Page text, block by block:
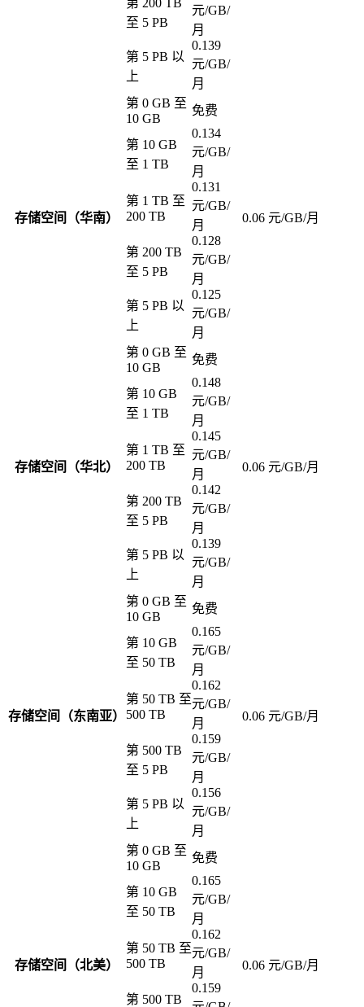
至 5 PB
元/GB/
月
第 5 PB 以
上
0.139
元/GB/
月
存储空间（华南）
第 0 GB 至
10 GB
免费
0.06 元/GB/月
第 10 GB
至 1 TB
0.134
元/GB/
月
第 1 TB 至
200 TB
0.131
元/GB/
月
第 200 TB
至 5 PB
0.128
元/GB/
月
第 5 PB 以
上
0.125
元/GB/
月
存储空间（华北）
第 0 GB 至
10 GB
免费
0.06 元/GB/月
第 10 GB
至 1 TB
0.148
元/GB/
月
第 1 TB 至
200 TB
0.145
元/GB/
月
第 200 TB
至 5 PB
0.142
元/GB/
月
第 5 PB 以
上
0.139
元/GB/
月
存储空间（东南亚）
第 0 GB 至
10 GB
免费
0.06 元/GB/月
第 10 GB
至 50 TB
0.165
元/GB/
月
第 50 TB 至
500 TB
0.162
元/GB/
月
第 500 TB
至 5 PB
0.159
元/GB/
月
第 5 PB 以
上
0.156
元/GB/
月
存储空间（北美）
第 0 GB 至
10 GB
免费
0.06 元/GB/月
第 10 GB
至 50 TB
0.165
元/GB/
月
第 50 TB 至
500 TB
0.162
元/GB/
月
第 500 TB
0.159